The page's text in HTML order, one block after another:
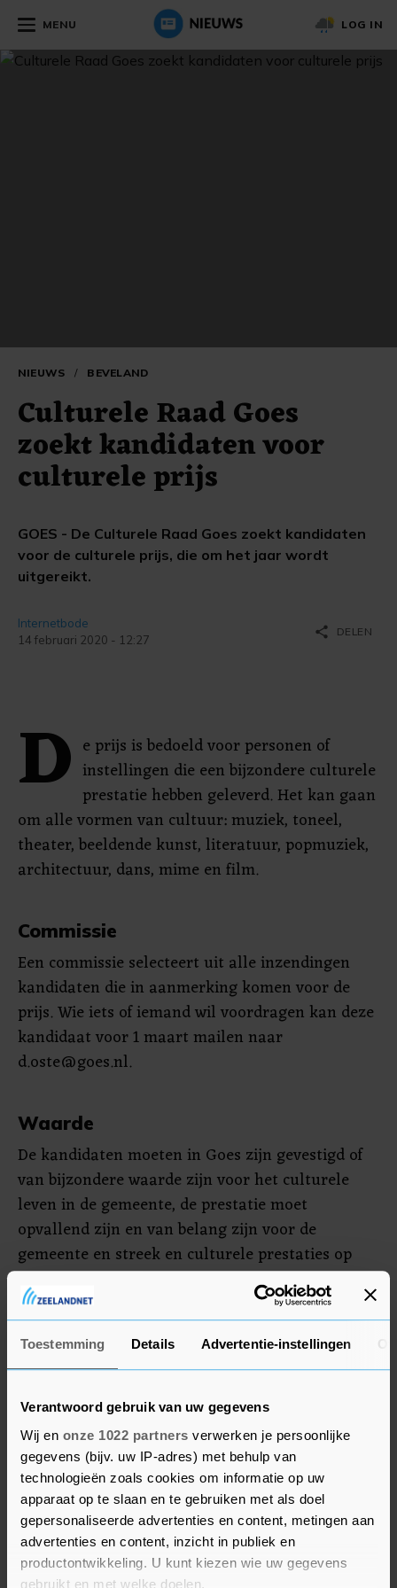
Toestemming Details Advertentie-instellingen
Verantwoord gebruik van uw gegevens
Wij en onze 1022 partners verwerken je persoonlijke
gegevens (bijv. uw IP-adres) met behulp van
technologieën zoals cookies om informatie op uw
apparaat op te slaan en te gebruiken met als doel
gepersonaliseerde advertenties en content, metingen aan
advertenties en content, inzicht in publiek en
productontwikkeling. U kunt kiezen wie uw gegevens
gebruikt en met welke doelen.
MENU LOG IN
NIEUWS / BEVELAND
Culturele Raad Goes
zoekt kandidaten voor
culturele prijs
GOES - De Culturele Raad Goes zoekt kandidaten
voor de culturele prijs, die om het jaar wordt
uitgereikt.
Internetbode
14 februari 2020 - 12:27
share DELEN
D e prijs is bedoeld voor personen of
instellingen die een bijzondere culturele
prestatie hebben geleverd. Het kan gaan
om alle vormen van cultuur: muziek, toneel,
theater, beeldende kunst, literatuur, popmuziek,
architectuur, dans, mime en film.
Commissie
Een commissie selecteert uit alle inzendingen
kandidaten die in aanmerking komen voor de
prijs. Wie iets of iemand wil voordragen kan deze
kandidaat voor 1 maart mailen naar
d.oste@goes.nl.
Waarde
De kandidaten moeten in Goes zijn gevestigd of
van bijzondere waarde zijn voor het culturele
leven in de gemeente, de prestatie moet
opvallend zijn en van belang zijn voor de
gemeente en streek en culturele prestaties op
landelijk of internationaal niveau komen in het
bijzonder in aanmerking.
Twee jaar geleden won Stichting De Bunder in 's-
Heer Arendskerke de prijs, die bestaat uit een
geldbedrag en een kunstwerk.